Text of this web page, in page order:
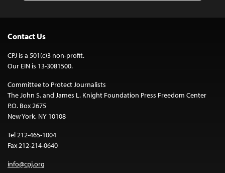
Contact Us
CPJ is a 501(c)3 non-profit.
Our EIN is 13-3081500.
Committee to Protect Journalists
The John S. and James L. Knight Foundation Press Freedom Center
P.O. Box 2675
New York, NY 10108
Tel 212-465-1004
Fax 212-214-0640
info@cpj.org